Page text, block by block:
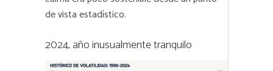
de vista estadístico.
2024, año inusualmente tranquilo